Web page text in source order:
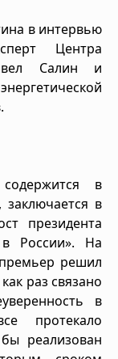
в интервью
Центра
Салин и
в
в
президента
в России». На
решил
раз связано
в
протекало
реализован